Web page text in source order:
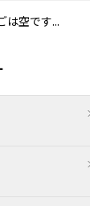
は空です...